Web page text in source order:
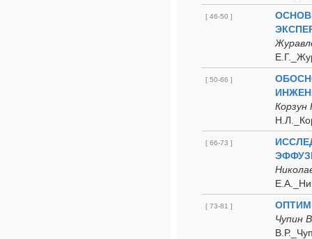
[ 46-50 ]
[ 50-66 ]
Корзун
[ 66-73 ]
[ 73-81 ]
Чупин